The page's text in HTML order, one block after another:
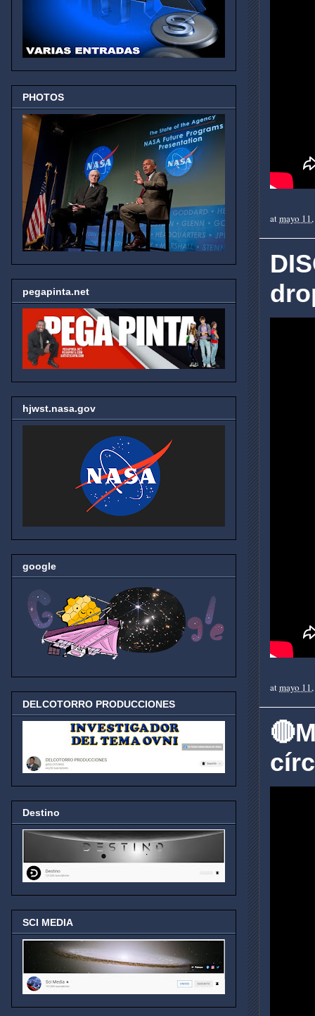
atmayo
atmayo
PHOTOS
pegapinta.net
hjwst.nasa.gov
google
DELCOTORRO PRODUCCIONES
Destino
SCI MEDIA